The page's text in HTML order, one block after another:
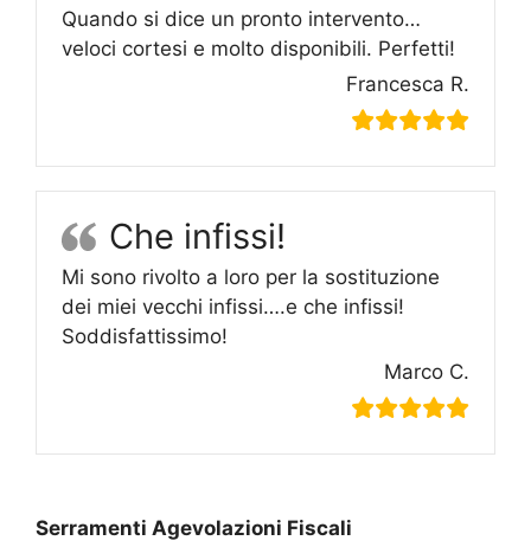
Quando si dice un pronto intervento…
veloci cortesi e molto disponibili. Perfetti!
Francesca R.
Che infissi!
Mi sono rivolto a loro per la sostituzione
dei miei vecchi infissi….e che infissi!
Soddisfattissimo!
Marco C.
Serramenti Agevolazioni Fiscali